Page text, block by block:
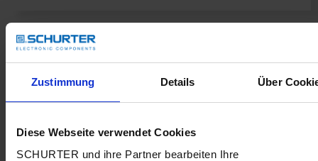
Zustimmung Details Über
Diese Webseite verwendet Cookies
SCHURTER und ihre Partner bearbeiten Ihre